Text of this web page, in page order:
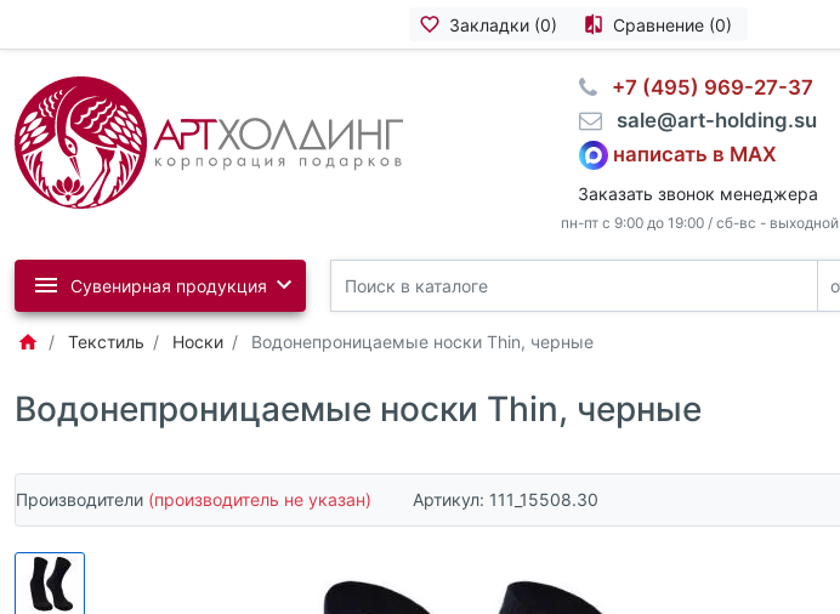
Закладки (0) Сравнение (0)
⠀+7 (495) 969-27-37
⠀sale@art-holding.su
написать в MAX
Заказать звонок менеджера
пн-пт с 9:00 до 19:00 / сб-вс - выходной
Сувенирная продукция
Текстиль Носки Водонепроницаемые носки Thin, черные
Водонепроницаемые носки Thin, черные
Производители (производитель не указан) Артикул: 111_15508.30